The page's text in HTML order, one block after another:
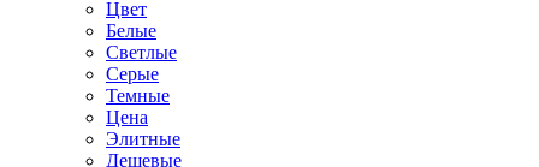
Цвет
Белые
Светлые
Серые
Темные
Цена
Элитные
Дешевые